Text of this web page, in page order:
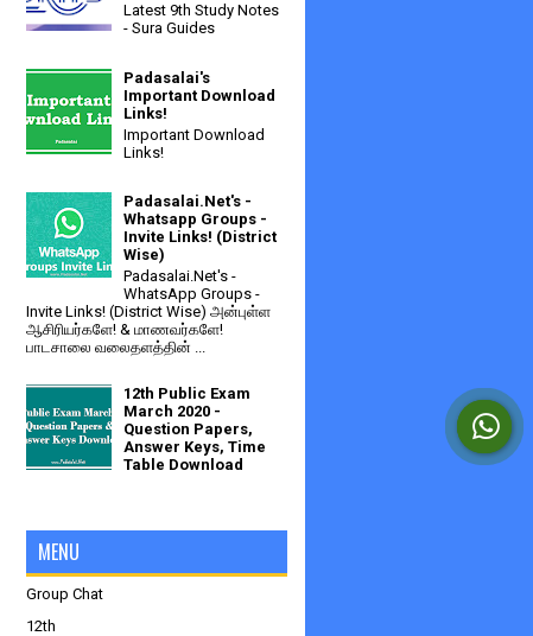
Latest 9th Study Notes
- Sura Guides
Padasalai's
Important Download
Links!
Important Download
Links!
Padasalai.Net's -
Whatsapp Groups -
Invite Links! (District
Wise)
Padasalai.Net's -
WhatsApp Groups -
Invite Links! (District Wise) அன்புள்ள
ஆசிரியர்களே! & மாணவர்களே!
பாடசாலை வலைதளத்தின் ...
12th Public Exam
March 2020 -
Question Papers,
Answer Keys, Time
Table Download
MENU
Group Chat
12th